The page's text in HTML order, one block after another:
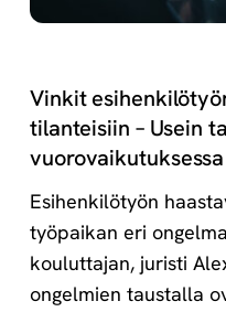
Vinkit
tilanteisiin – Usein
vuorovaikutuksessa
Esihenkilötyön
työpaikan eri
kouluttajan, juristi
ongelmien taustalla